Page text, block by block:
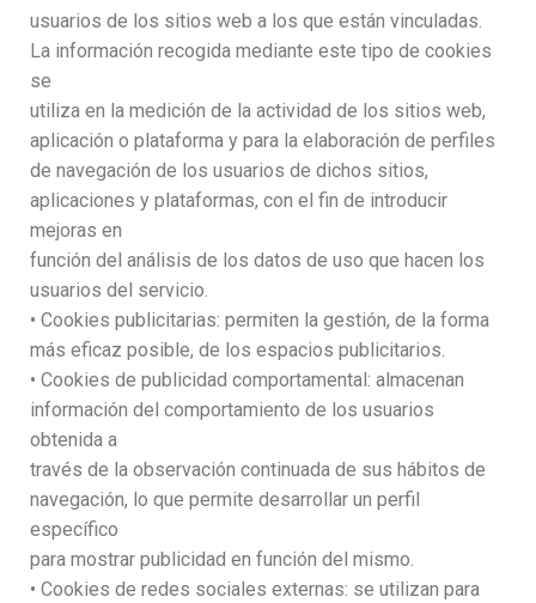
usuarios de los sitios web a los que están vinculadas.
La información recogida mediante este tipo de cookies
se
utiliza en la medición de la actividad de los sitios web,
aplicación o plataforma y para la elaboración de perfiles
de navegación de los usuarios de dichos sitios,
aplicaciones y plataformas, con el fin de introducir
mejoras en
función del análisis de los datos de uso que hacen los
usuarios del servicio.
• Cookies publicitarias: permiten la gestión, de la forma
más eficaz posible, de los espacios publicitarios.
• Cookies de publicidad comportamental: almacenan
información del comportamiento de los usuarios
obtenida a
través de la observación continuada de sus hábitos de
navegación, lo que permite desarrollar un perfil
específico
para mostrar publicidad en función del mismo.
• Cookies de redes sociales externas: se utilizan para